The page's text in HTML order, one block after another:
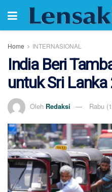
Home INTERNASIONAL
India Beri
untuk Sri
Oleh Redaksi Rabu